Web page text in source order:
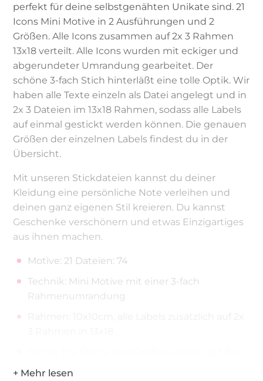
perfekt für deine selbstgenähten Unikate sind. 21
Icons Mini Motive in 2 Ausführungen und 2
Größen. Alle Icons zusammen auf 2x 3 Rahmen
13x18 verteilt. Alle Icons wurden mit eckiger und
abgerundeter Umrandung gearbeitet. Der
schöne 3-fach Stich hinterläßt eine tolle Optik. Wir
haben alle Texte einzeln als Datei angelegt und in
2x 3 Dateien im 13x18 Rahmen, sodass alle Labels
auf einmal gestickt werden können. Die genauen
Größen der einzelnen Labels findest du in der
Übersicht.
Mit unseren Stickdateien kannst du deiner
Kleidung eine persönliche Note verleihen und
deinen ganz eigenen Stil kreieren. Du kannst
Geschenke verschönern und etwas Einzigartiges
aus ihnen machen.
Motive: 21 Dateien: 74
Technik: Mini Motive mit einer 3-fach
Rahmenumrandung